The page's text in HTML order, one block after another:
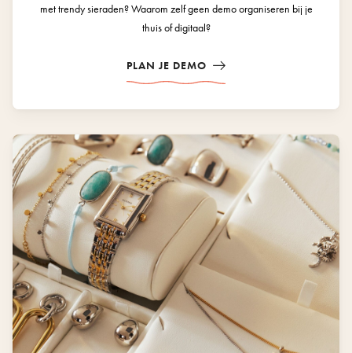
met trendy sieraden? Waarom zelf geen demo organiseren bij je
thuis of digitaal?
PLAN JE DEMO